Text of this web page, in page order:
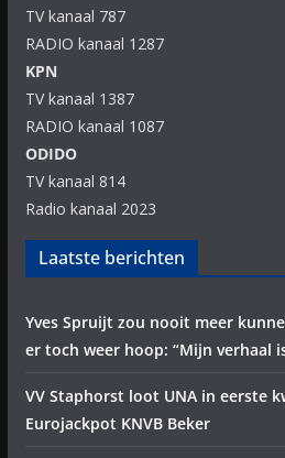
TV kanaal 787
RADIO kanaal 1287
KPN
TV kanaal 1387
RADIO kanaal 1087
ODIDO
TV kanaal 814
Radio kanaal 2023
Laatste berichten
Yves Spruijt zou nooit meer
er toch weer hoop: “Mijn verhaal
VV Staphorst loot UNA in eerste
Eurojackpot KNVB Beker